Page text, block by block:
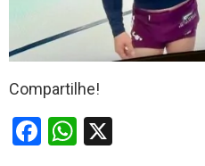
Compartilhe!
F
W